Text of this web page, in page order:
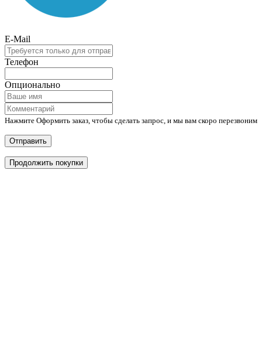
E-Mail
Телефон
Опционально
Нажмите Оформить заказ, чтобы сделать запрос, и мы вам скоро перезвоним
Отправить
Продолжить покупки